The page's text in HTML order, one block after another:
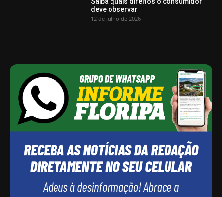
deve observar
12 de julho de 2026